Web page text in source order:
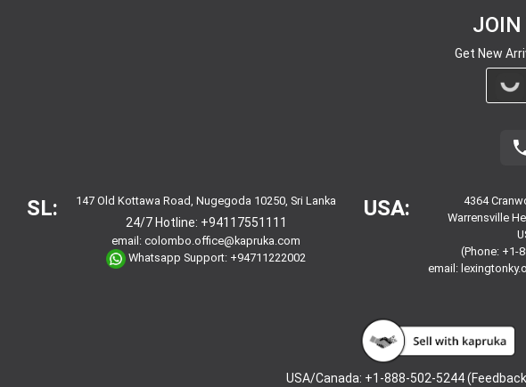
JOIN
Get New
SL: 147 Old Kottawa Road, Nugegoda 10250, Sri Lanka
24/7 Hotline: +94117551111
email:colombo.office@kapruka.com
Whatsapp Support: +94711222002
USA:
4364
Warrensville
(Phone: +1-
email:
USA/Canada: +1-888-502-5244